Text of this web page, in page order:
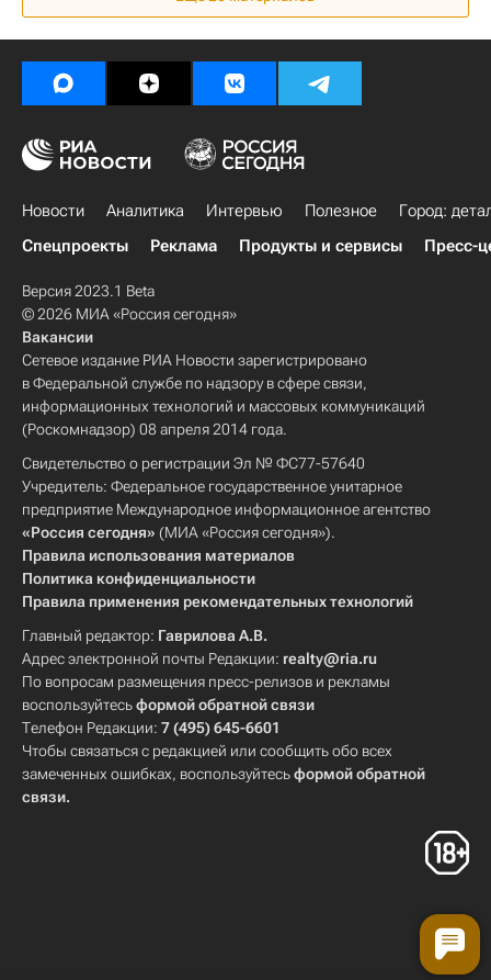
Новости Аналитика Интервью Полезное
Город:
Спецпроекты
Реклама Продукты и сервисы Пресс-
Версия 2023.1 Beta
© 2026 МИА «Россия сегодня»
Вакансии
Сетевое издание РИА Новости зарегистрировано
в Федеральной службе по надзору в сфере связи,
информационных технологий и массовых коммуникаций
(Роскомнадзор) 08 апреля 2014 года.
Свидетельство о регистрации Эл № ФС77-57640
Учредитель: Федеральное государственное унитарное
предприятие Международное информационное агентство
«Россия сегодня» (МИА «Россия сегодня»).
Правила использования материалов
Политика конфиденциальности
Правила применения рекомендательных технологий
Главный редактор: Гаврилова А.В.
Адрес электронной почты Редакции: realty@ria.ru
По вопросам размещения пресс-релизов и рекламы
воспользуйтесьформой обратной связи
Телефон Редакции: 7 (495) 645-6601
Чтобы связаться с редакцией или сообщить обо всех
замеченных ошибках, воспользуйтесьформой обратной
связи.